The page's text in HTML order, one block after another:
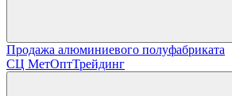
Продажа алюминиевого полуфабриката
СЦ МетОптТрейдинг